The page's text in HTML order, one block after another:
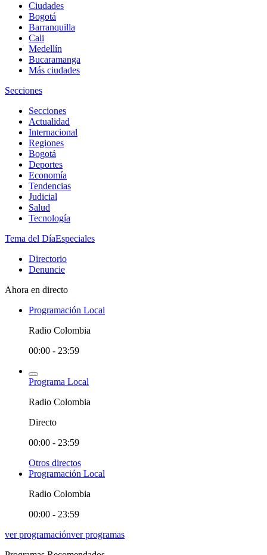
Ciudades
Bogotá
Barranquilla
Cali
Medellín
Bucaramanga
Más ciudades
Secciones
Secciones
Actualidad
Internacional
Regiones
Bogotá
Deportes
Economía
Tendencias
Judicial
Salud
Tecnología
Tema del DíaEspeciales
Directorio
Denuncie
Ahora en directo
Programación Local
Radio Colombia
00:00 - 23:59
Programa Local
Radio Colombia
Directo
00:00 - 23:59
Otros directos
Programación Local
Radio Colombia
00:00 - 23:59
ver programaciónver programas